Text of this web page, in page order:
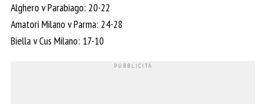
Alghero v Parabiago: 20-22
Amatori Milano v Parma: 24-28
Biella v Cus Milano: 17-10